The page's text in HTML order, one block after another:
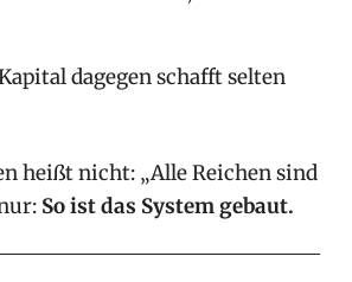
dagegen schafft selten
heißt nicht: „Alle Reichen sind
So ist das System gebaut.